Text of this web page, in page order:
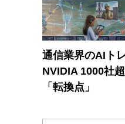
通信業界のAIト
NVIDIA 1000社
「転換点」